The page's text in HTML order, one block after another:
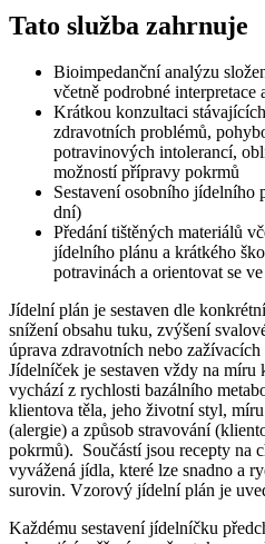
Tato služba zahrnuje
Bioimpedanční analýzu
včetně podrobné interpretace
Krátkou konzultaci
zdravotních problémů,
potravinových intolerancí,
možností přípravy pokrmů
Sestavení osobního jídelního
dní)
Předání tištěných materiálů
jídelního plánu a krátkého
potravinách a orientovat se
Jídelní plán je sestaven dle
snížení obsahu tuku, zvýšení
úprava zdravotních nebo
Jídelníček je sestaven vždy na
vychází z rychlosti bazálního
klientova těla, jeho životní styl,
(alergie) a způsob stravování
pokrmů). Součástí jsou recepty na
vyvážená jídla, které lze snadno a
surovin. Vzorový jídelní plán je
Každému sestavení jídelníčku